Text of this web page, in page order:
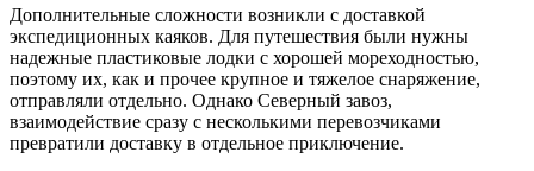
Дополнительные сложности возникли с доставкой
экспедиционных каяков. Для путешествия были нужны
надежные пластиковые лодки с хорошей мореходностью,
поэтому их, как и прочее крупное и тяжелое снаряжение,
отправляли отдельно. Однако Северный завоз,
взаимодействие сразу с несколькими перевозчиками
превратили доставку в отдельное приключение.